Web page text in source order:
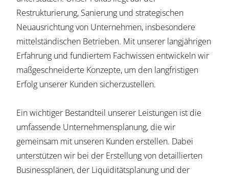
Restrukturierung, Sanierung und strategischen
Neuausrichtung von Unternehmen, insbesondere
mittelständischen Betrieben. Mit unserer langjährigen
Erfahrung und fundiertem Fachwissen entwickeln wir
maßgeschneiderte Konzepte, um den langfristigen
Erfolg unserer Kunden sicherzustellen.
Ein wichtiger Bestandteil unserer Leistungen ist die
umfassende Unternehmensplanung, die wir
gemeinsam mit unseren Kunden erstellen. Dabei
unterstützen wir bei der Erstellung von detaillierten
Businessplänen, der Liquiditätsplanung und der